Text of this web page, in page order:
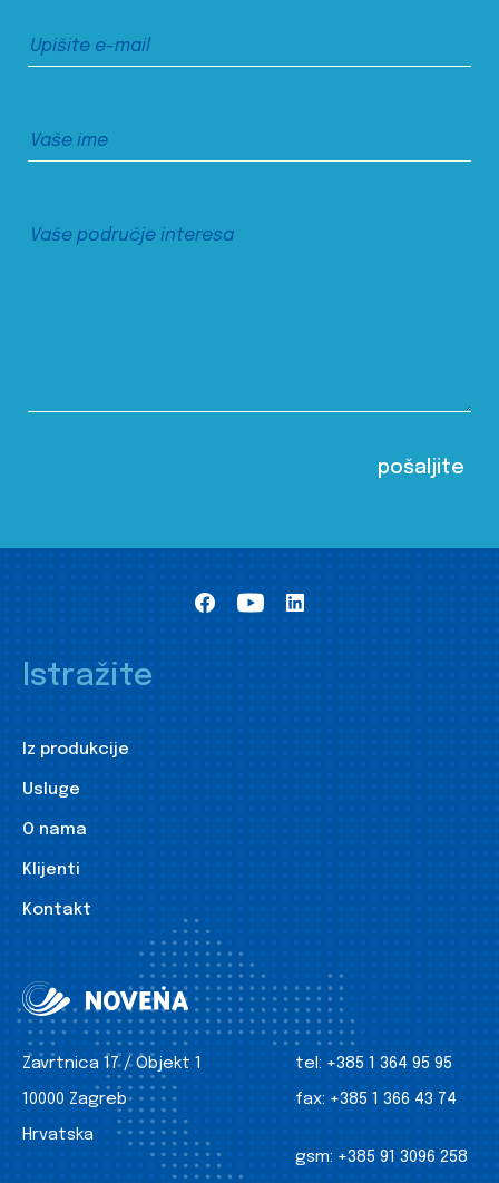
Istražite
Iz produkcije
Usluge
O nama
Klijenti
Kontakt
Zavrtnica 17 / Objekt 1
10000 Zagreb
Hrvatska
tel: +385 1 364 95 95
fax: +385 1 366 43 74
gsm: +385 91 3096 258